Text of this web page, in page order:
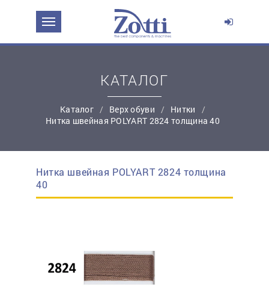
простую регистрацию
КАТАЛОГ
Каталог Верх обуви
Нитки
Нитка швейная POLYART 2824 толщина 40
Нитка швейная POLYART 2824 толщина
40
ЗАДАТЬ ВОПРОС О ПРОДУКТЕ
Эл. почта:*
Контактный телефон:*
Ваш вопрос: